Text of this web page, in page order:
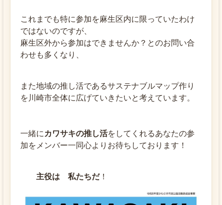
これまでも特に参加を麻生区内に限っていたわけ
ではないのですが、
麻生区外から参加はできませんか？とのお問い合
わせも多くなり、
また地域の推し活であるサステナブルマップ作り
を川崎市全体に広げていきたいと考えています。
一緒に カワサキの推し活をしてくれるあなたの参
加をメンバー一同心よりお待ちしております！
主役は 私たちだ！